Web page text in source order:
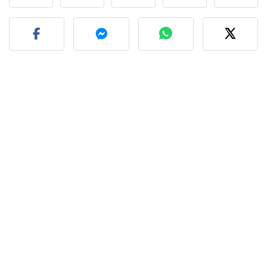
Publicar la foto de esta